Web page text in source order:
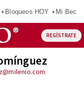
Bloqueos HOY Mi Beca
REGÍSTRATE